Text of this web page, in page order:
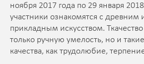
ноября 2017 года по 29 января
участники ознакомятся с
прикладным искусством.
только ручную умелость, но и
качества, как трудолюбие,